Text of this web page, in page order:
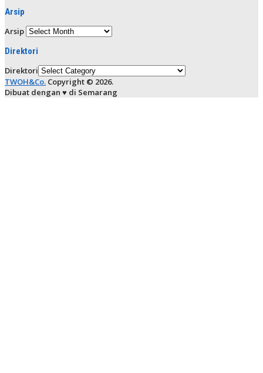
Arsip
Arsip
Direktori
Direktori
TWOH&Co. Copyright © 2026.
Dibuat dengan ♥ di Semarang